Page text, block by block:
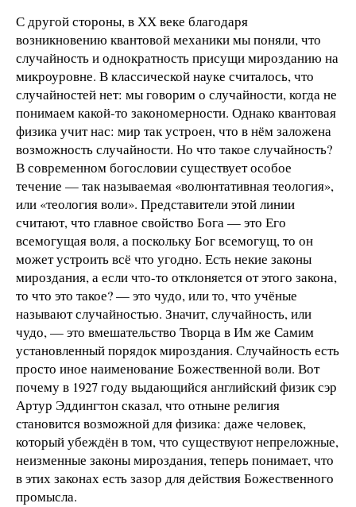
С другой стороны, в ХХ веке благодаря
возникновению квантовой механики мы поняли, что
случайность и однократность присущи мирозданию на
микроуровне. В классической науке считалось, что
случайностей нет: мы говорим о случайности, когда не
понимаем какой-то закономерности. Однако квантовая
физика учит нас: мир так устроен, что в нём заложена
возможность случайности. Но что такое случайность?
В современном богословии существует особое
течение — так называемая «волюнтативная теология»,
или «теология воли». Представители этой линии
считают, что главное свойство Бога — это Его
всемогущая воля, а поскольку Бог всемогущ, то он
может устроить всё что угодно. Есть некие законы
мироздания, а если что-то отклоняется от этого закона,
то что это такое? — это чудо, или то, что учёные
называют случайностью. Значит, случайность, или
чудо, — это вмешательство Творца в Им же Самим
установленный порядок мироздания. Случайность есть
просто иное наименование Божественной воли. Вот
почему в 1927 году выдающийся английский физик сэр
Артур Эддингтон сказал, что отныне религия
становится возможной для физика: даже человек,
который убеждён в том, что существуют непреложные,
неизменные законы мироздания, теперь понимает, что
в этих законах есть зазор для действия Божественного
промысла.